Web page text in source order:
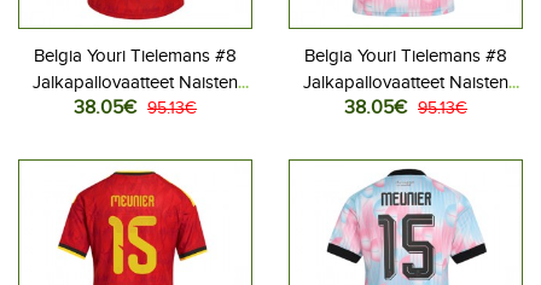
Belgia Youri Tielemans #8
Jalkapallovaatteet Naisten
Kotipaita MM-kisat 2026
38.05€ 95.13€
Belgia Youri Tielemans #8
Jalkapallovaatteet Naisten
Vieraspaita MM-kisat 2026
38.05€ 95.13€